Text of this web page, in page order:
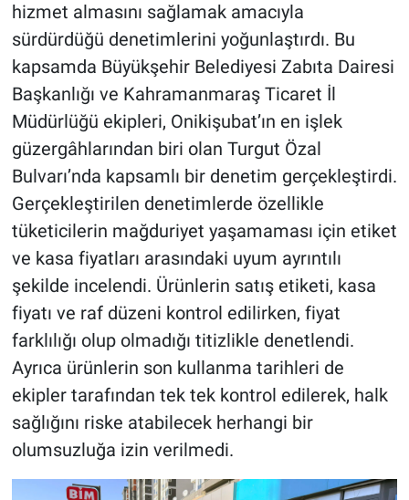
hizmet almasını sağlamak amacıyla
sürdürdüğü denetimlerini yoğunlaştırdı. Bu
kapsamda Büyükşehir Belediyesi Zabıta Dairesi
Başkanlığı ve Kahramanmaraş Ticaret İl
Müdürlüğü ekipleri, Onikişubat’ın en işlek
güzergâhlarından biri olan Turgut Özal
Bulvarı’nda kapsamlı bir denetim gerçekleştirdi.
Gerçekleştirilen denetimlerde özellikle
tüketicilerin mağduriyet yaşamaması için etiket
ve kasa fiyatları arasındaki uyum ayrıntılı
şekilde incelendi. Ürünlerin satış etiketi, kasa
fiyatı ve raf düzeni kontrol edilirken, fiyat
farklılığı olup olmadığı titizlikle denetlendi.
Ayrıca ürünlerin son kullanma tarihleri de
ekipler tarafından tek tek kontrol edilerek, halk
sağlığını riske atabilecek herhangi bir
olumsuzluğa izin verilmedi.
Güvenlik
Bölge